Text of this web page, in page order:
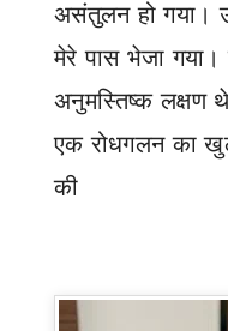
असंतुलन हो गया।
मेरे पास भेजा
अनुमस्तिष्क लक्षण
एक रोधगलन का
की